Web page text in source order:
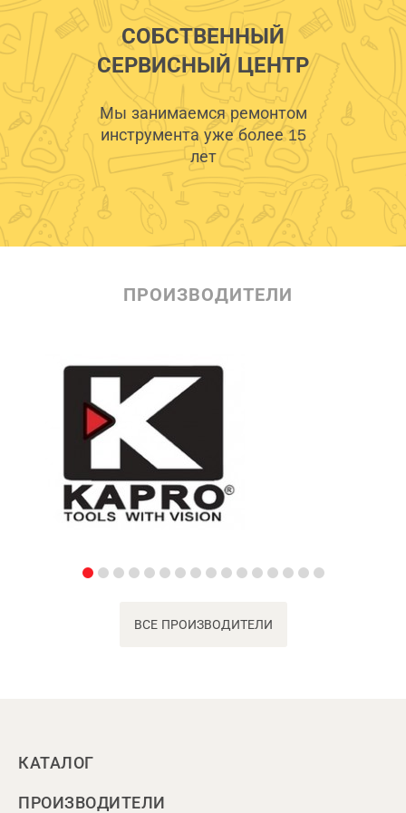
СОБСТВЕННЫЙ
СЕРВИСНЫЙ ЦЕНТР
Мы занимаемся ремонтом
инструмента уже более 15
лет
ПРОИЗВОДИТЕЛИ
ВСЕ ПРОИЗВОДИТЕЛИ
КАТАЛОГ
ПРОИЗВОДИТЕЛИ